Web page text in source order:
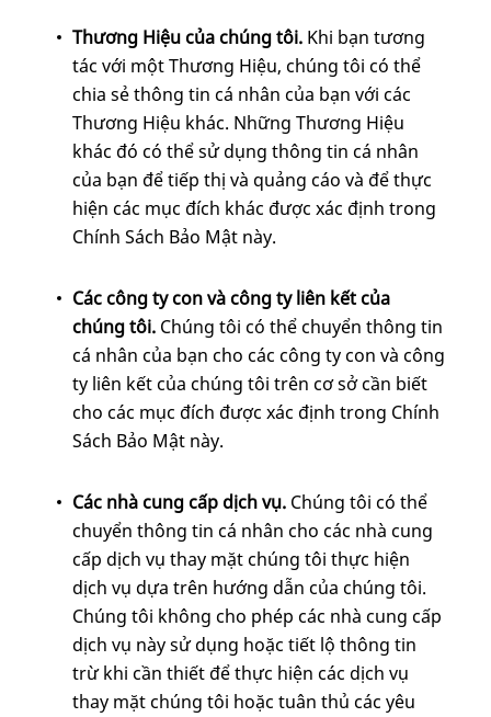
Thương Hiệu của chúng tôi. Khi bạn tương
tác với một Thương Hiệu, chúng tôi có thể
chia sẻ thông tin cá nhân của bạn với các
Thương Hiệu khác. Những Thương Hiệu
khác đó có thể sử dụng thông tin cá nhân
của bạn để tiếp thị và quảng cáo và để thực
hiện các mục đích khác được xác định trong
Chính Sách Bảo Mật này.
Các công ty con và công ty liên kết của
chúng tôi. Chúng tôi có thể chuyển thông tin
cá nhân của bạn cho các công ty con và công
ty liên kết của chúng tôi trên cơ sở cần biết
cho các mục đích được xác định trong Chính
Sách Bảo Mật này.
Các nhà cung cấp dịch vụ. Chúng tôi có thể
chuyển thông tin cá nhân cho các nhà cung
cấp dịch vụ thay mặt chúng tôi thực hiện
dịch vụ dựa trên hướng dẫn của chúng tôi.
Chúng tôi không cho phép các nhà cung cấp
dịch vụ này sử dụng hoặc tiết lộ thông tin
trừ khi cần thiết để thực hiện các dịch vụ
thay mặt chúng tôi hoặc tuân thủ các yêu